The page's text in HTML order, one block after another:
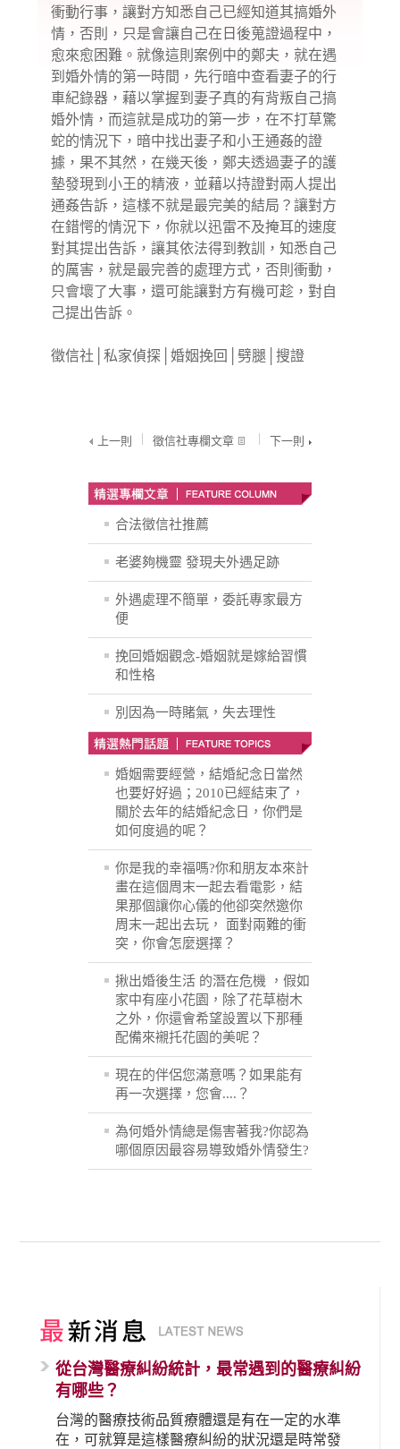
衝動行事，讓對方知悉自己已經知道其搞婚外
情，否則，只是會讓自己在日後蒐證過程中，
愈來愈困難。就像這則案例中的鄭夫，就在遇
到婚外情的第一時間，先行暗中查看妻子的行
車紀錄器，藉以掌握到妻子真的有背叛自己搞
婚外情，而這就是成功的第一步，在不打草驚
蛇的情況下，暗中找出妻子和小王通姦的證
據，果不其然，在幾天後，鄭夫透過妻子的護
墊發現到小王的精液，並藉以持證對兩人提出
通姦告訴，這樣不就是最完美的結局？讓對方
在錯愕的情況下，你就以迅雷不及掩耳的速度
對其提出告訴，讓其依法得到教訓，知悉自己
的厲害，就是最完善的處理方式，否則衝動，
只會壞了大事，還可能讓對方有機可趁，對自
己提出告訴。
徵信社 │私家偵探 │婚姻挽回 │劈腿 │搜證
上一則 徵信社專欄文章 下一則
合法徵信社推薦
老婆夠機靈 發現夫外遇足跡
外遇處理不簡單，委託專家最方
便
挽回婚姻觀念-婚姻就是嫁給習慣
和性格
別因為一時賭氣，失去理性
婚姻需要經營，結婚紀念日當然
也要好好過；2010已經結束了，
關於去年的結婚紀念日，你們是
如何度過的呢？
你是我的幸福嗎?你和朋友本來計
畫在這個周末一起去看電影，結
果那個讓你心儀的他卻突然邀你
周末一起出去玩， 面對兩難的衝
突，你會怎麼選擇？
揪出婚後生活 的潛在危機 ，假如
家中有座小花園，除了花草樹木
之外，你還會希望設置以下那種
配備來襯托花園的美呢？
現在的伴侶您滿意嗎？如果能有
再一次選擇，您會....？
為何婚外情總是傷害著我?你認為
哪個原因最容易導致婚外情發生?
從台灣醫療糾紛統計，最常遇到的醫療糾紛
有哪些？
台灣的醫療技術品質療體還是有在一定的水準
在，可就算是這樣醫療糾紛的狀況還是時常發